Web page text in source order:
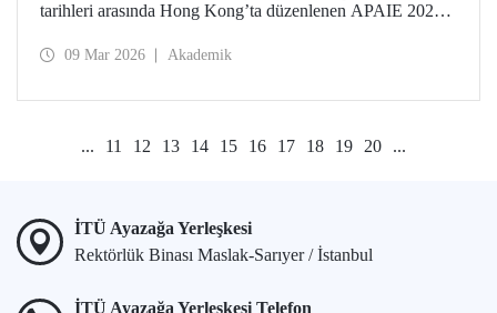
tarihleri arasında Hong Kong’ta düzenlenen APAIE 2026
yükseköğretim paydaşlarıyla bir araya geldi.
09 Mar 2026 Akademik
... 11 12 13 14 15 16 17 18 19 20 ...
İTÜ Ayazağa Yerleşkesi
Rektörlük Binası Maslak-Sarıyer / İstanbul
İTÜ Ayazağa Yerleşkesi Telefon